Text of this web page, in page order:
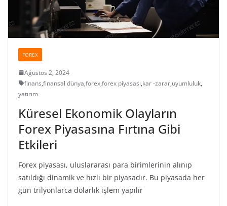
FOREX
Ağustos 2, 2024
finans,finansal dünya,forex,forex piyasası,kar -zarar,uyumluluk,
yatırım
Küresel Ekonomik Olayların
Forex Piyasasına Fırtına Gibi
Etkileri
Forex piyasası, uluslararası para birimlerinin alınıp
satıldığı dinamik ve hızlı bir piyasadır. Bu piyasada her
gün trilyonlarca dolarlık işlem yapılır